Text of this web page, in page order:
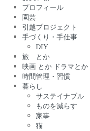
プロフィール
園芸
引越プロジェクト
手づくり・手仕事
DIY
旅 とか
映画 とか ドラマとか
時間管理・習慣
暮らし
サステイナブル
ものを減らす
家事
猫